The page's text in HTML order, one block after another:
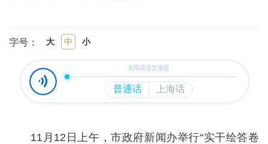
字号： 大 中 小
11月12日上午，市政府新闻办举行“实干绘答卷